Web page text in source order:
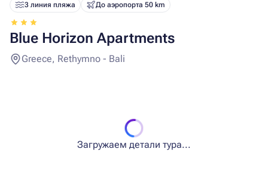
3 линия пляжа До аэропорта 50 km
Blue Horizon Apartments
Greece, Rethymno - Bali
Загружаем детали тура...